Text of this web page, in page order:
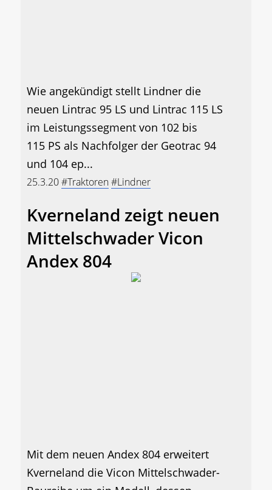
Wie angekündigt stellt Lindner die
neuen Lintrac 95 LS und Lintrac 115 LS
im Leistungssegment von 102 bis
115 PS als Nachfolger der Geotrac 94
und 104 ep...
25.3.20#Traktoren#Lindner
Kverneland zeigt neuen
Mittelschwader Vicon
Andex 804
Mit dem neuen Andex 804 erweitert
Kverneland die Vicon Mittelschwader-